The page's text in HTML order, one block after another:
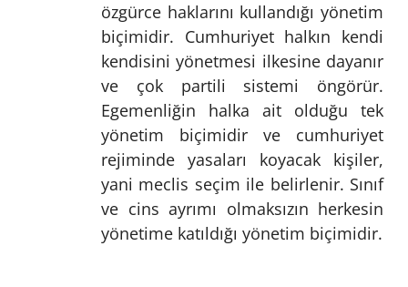
özgürce haklarını kullandığı yönetim
biçimidir. Cumhuriyet halkın kendi
kendisini yönetmesi ilkesine dayanır
ve çok partili sistemi öngörür.
Egemenliğin halka ait olduğu tek
yönetim biçimidir ve cumhuriyet
rejiminde yasaları koyacak kişiler,
yani meclis seçim ile belirlenir. Sınıf
ve cins ayrımı olmaksızın herkesin
yönetime katıldığı yönetim biçimidir.